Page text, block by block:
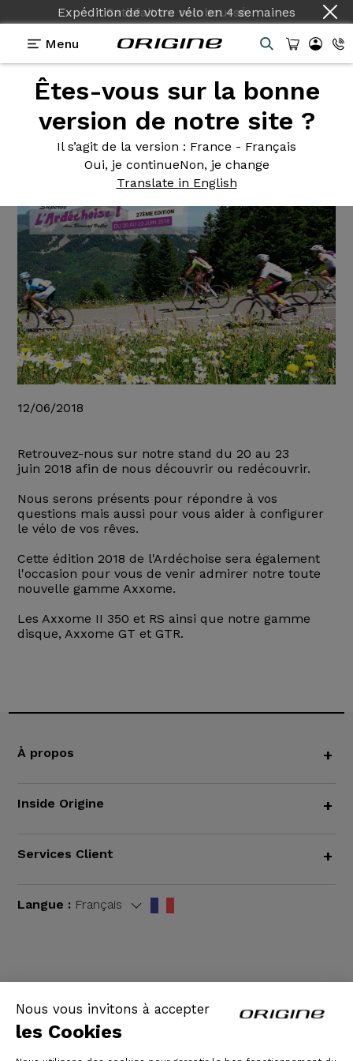
Nous vous invitons à accepter
les Cookies
Expédition de votre véloen4 semaines
Menu
Êtes-vous sur la bonne
version de notre site ?
Il s’agit de la version : France - Français
Oui, je continueNon, je change
Translate in English
Actualités Origine>Origine à l'Ardéchoise :
Origine àl'Ardéchoise :
12/06/2018
Retrouvez-nous sur notre stand du 20 au 23
juin 2018 afin de nous découvrir ou redécouvrir.
Nous serons présents pour répondre à vos
questions mais aussi pour vous aider à configurer
le vélo de vos rêves.
Cette édition 2018 de l'Ardéchoise sera également
l'occasion pour vous de venir admirer notre toute
nouvelle gamme Axxome.
Les Axxome II 350 et RS ainsi que notre gamme
disque, Axxome GT et GTR.
À propos +
Inside Origine +
Services Client +
Langue : Français